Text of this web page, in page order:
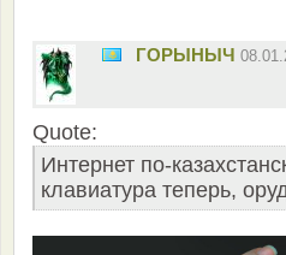
ГОРЫНЫЧ
Quote:
Интернет по-
клавиатура теперь,